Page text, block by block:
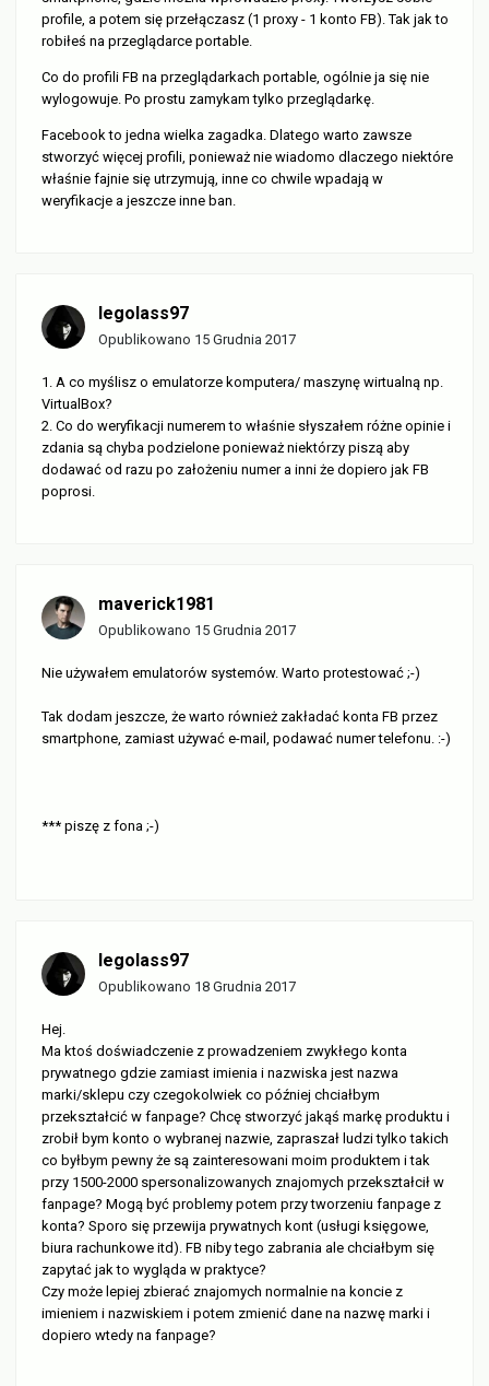
profile, a potem się przełączasz (1 proxy - 1 konto FB). Tak jak to
robiłeś na przeglądarce portable.
Co do profili FB na przeglądarkach portable, ogólnie ja się nie
wylogowuje. Po prostu zamykam tylko przeglądarkę.
Facebook to jedna wielka zagadka. Dlatego warto zawsze
stworzyć więcej profili, ponieważ nie wiadomo dlaczego niektóre
właśnie fajnie się utrzymują, inne co chwile wpadają w
weryfikacje a jeszcze inne ban.
legolass97
Opublikowano 15 Grudnia 2017
1. A co myślisz o emulatorze komputera/ maszynę wirtualną np.
VirtualBox?
2. Co do weryfikacji numerem to właśnie słyszałem różne opinie i
zdania są chyba podzielone ponieważ niektórzy piszą aby
dodawać od razu po założeniu numer a inni że dopiero jak FB
poprosi.
maverick1981
Opublikowano 15 Grudnia 2017
Nie używałem emulatorów systemów. Warto protestować ;-)
Tak dodam jeszcze, że warto również zakładać konta FB przez
smartphone, zamiast używać e-mail, podawać numer telefonu. :-)
*** piszę z fona ;-)
legolass97
Opublikowano 18 Grudnia 2017
Hej.
Ma ktoś doświadczenie z prowadzeniem zwykłego konta
prywatnego gdzie zamiast imienia i nazwiska jest nazwa
marki/sklepu czy czegokolwiek co później chciałbym
przekształcić w fanpage? Chcę stworzyć jakąś markę produktu i
zrobił bym konto o wybranej nazwie, zapraszał ludzi tylko takich
co byłbym pewny że są zainteresowani moim produktem i tak
przy 1500-2000 spersonalizowanych znajomych przekształcił w
fanpage? Mogą być problemy potem przy tworzeniu fanpage z
konta? Sporo się przewija prywatnych kont (usługi księgowe,
biura rachunkowe itd). FB niby tego zabrania ale chciałbym się
zapytać jak to wygląda w praktyce?
Czy może lepiej zbierać znajomych normalnie na koncie z
imieniem i nazwiskiem i potem zmienić dane na nazwę marki i
dopiero wtedy na fanpage?